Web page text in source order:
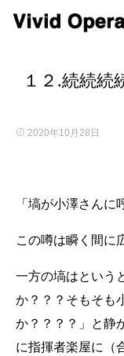
１２.続続続
2020年10月28日
「塙が小澤さんに
この噂は瞬く間に
一方の塙はという
か？？？そもそも
か？？？？」と静
に指揮者楽屋に（